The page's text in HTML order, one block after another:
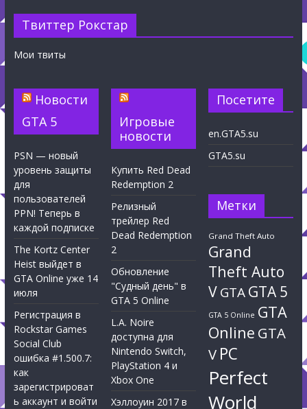
Твиттер Рокстар
Мои твиты
Новости
GTA 5
PSN — новый
уровень защиты
для
пользователей
PPN! Теперь в
каждой подписке
The Kortz Center
Heist выйдет в
GTA Online уже 14
июля
Регистрация в
Rockstar Games
Social Club
ошибка #1.500.7:
как
зарегистрироват
ь аккаунт и войти
Игровые
новости
Купить Red Dead
Redemption 2
Релизный
трейлер Red
Dead Redemption
2
Обновление
"Судный день" в
GTA 5 Online
L.A. Noire
доступна для
Nintendo Switch,
PlayStation 4 и
Xbox One
Хэллоуин 2017 в
Посетите
en.GTA5.su
GTA5.su
Метки
Grand Theft Auto
Grand
Theft Auto
VGTAGTA 5
GTA 5 Online GTA
Online GTA
V PC
Perfect
World